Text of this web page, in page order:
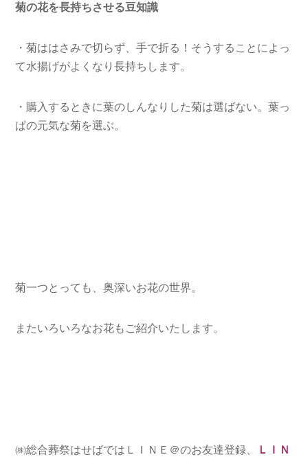
菊の花を長持ちさせる豆知識
・菊ははさみで切らず、手で折る！そうすることによっ
て水揚げがよくなり長持ちします。
・購入するときに葉のしんなりした菊は選ばない。葉っ
ぱの元気な菊を選ぶ。
菊一つとっても、奥深いお花の世界。
またいろいろなお花もご紹介いたします。
㈱総合葬祭はせばではＬＩＮＥ＠のお友達登録、
ＬＩＮ